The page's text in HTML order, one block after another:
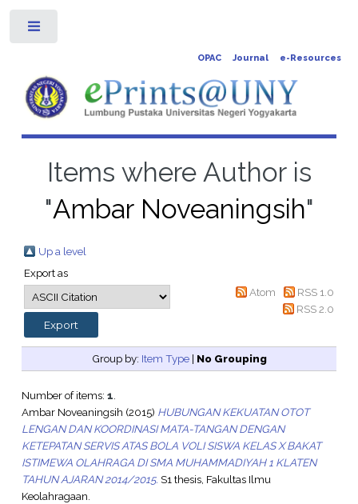
OPAC Journal e-Resources
Items where Author is
"Ambar Noveaningsih"
Up a level
Export as
Atom
RSS 1.0
RSS 2.0
Group by: Item Type| No Grouping
Number of items: 1.
Ambar Noveaningsih (2015) HUBUNGAN KEKUATAN OTOT
LENGAN DAN KOORDINASI MATA-TANGAN DENGAN
KETEPATAN SERVIS ATAS BOLA VOLI SISWA KELAS X BAKAT
ISTIMEWA OLAHRAGA DI SMA MUHAMMADIYAH 1 KLATEN
TAHUN AJARAN 2014/2015. S1 thesis, Fakultas Ilmu
Keolahragaan.